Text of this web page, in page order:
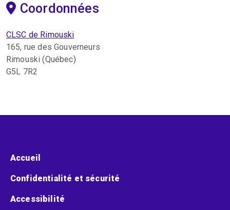
Coordonnées
CLSC de Rimouski
165, rue des Gouverneurs
Rimouski (Québec)
G5L 7R2
Menu pied de page
Accueil
Confidentialité et sécurité
Accessibilité